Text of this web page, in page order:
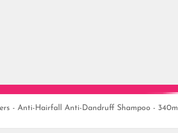
- Anti-Hairfall Anti-Dandruff Shampoo - 340ml